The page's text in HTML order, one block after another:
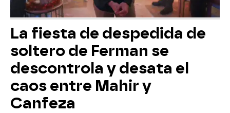
La fiesta de despedida de
soltero de Ferman se
descontrola y desata el
caos entre Mahir y
Canfeza